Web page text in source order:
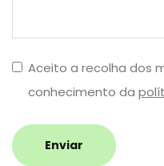
Aceito a recolha dos
conhecimento da
Enviar